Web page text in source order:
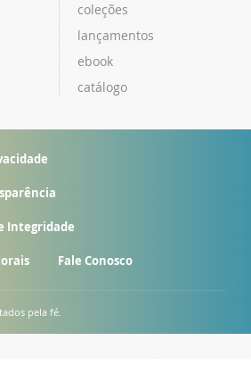
coleções
lançamentos
ebook
catálogo
Integridade
Fale Conosco
pela fé.